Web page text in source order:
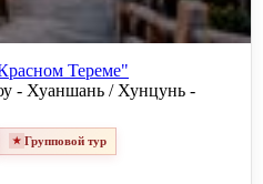
Тереме"
- Хуаншань / Хунцунь -
Групповой тур